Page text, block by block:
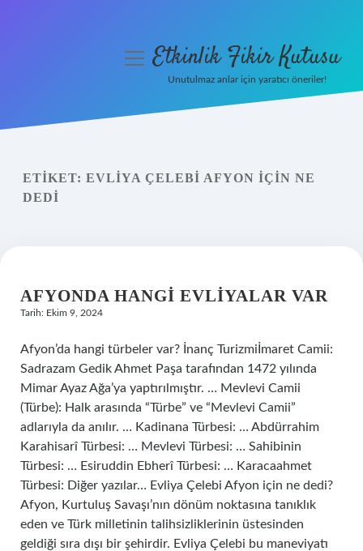
Yasal Uyarı
menüyüEtkinlik Fikir Kutusu
Unutulmaz anlar için yaratıcı öneriler!
ETIKET: EVLIYA ÇELEBI AFYON IÇIN NE
DEDI
AFYONDA HANGI EVLIYALAR VAR
Tarih: Ekim 9, 2024
Afyon’da hangi türbeler var? İnanç Turizmiİmaret Camii:
Sadrazam Gedik Ahmet Paşa tarafından 1472 yılında
Mimar Ayaz Ağa’ya yaptırılmıştır. … Mevlevi Camii
(Türbe): Halk arasında “Türbe” ve “Mevlevi Camii”
adlarıyla da anılır. … Kadinana Türbesi: … Abdürrahim
Karahisarî Türbesi: … Mevlevi Türbesi: … Sahibinin
Türbesi: … Esiruddin Ebherî Türbesi: … Karacaahmet
Türbesi: Diğer yazılar… Evliya Çelebi Afyon için ne dedi?
Afyon, Kurtuluş Savaşı’nın dönüm noktasına tanıklık
eden ve Türk milletinin talihsizliklerinin üstesinden
geldiği sıra dışı bir şehirdir. Evliya Çelebi bu maneviyatı